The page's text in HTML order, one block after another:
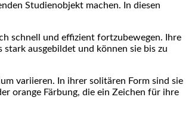
​Studienobjekt machen. In diesen‍
schnell⁢ und effizient fortzubewegen. Ihre⁣
⁣ausgebildet‍ und können sie bis zu
variieren. In ihrer solitären Form sind ⁤sie
orange⁢ Färbung, die ein Zeichen​ für ihre